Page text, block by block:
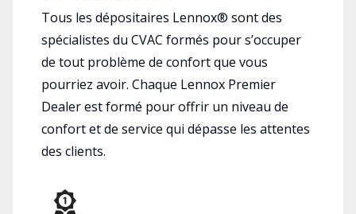
Tous les dépositaires Lennox® sont des
spécialistes du CVAC formés pour s’occuper
de tout problème de confort que vous
pourriez avoir. Chaque Lennox Premier
Dealer est formé pour offrir un niveau de
confort et de service qui dépasse les attentes
des clients.